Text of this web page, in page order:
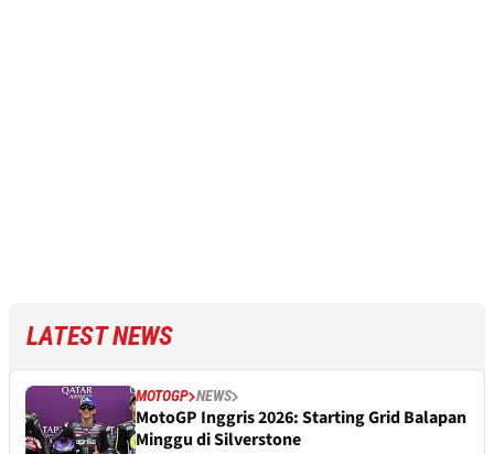
LATEST NEWS
MOTOGP NEWS
MotoGP Inggris 2026: Starting Grid Balapan
Minggu di Silverstone